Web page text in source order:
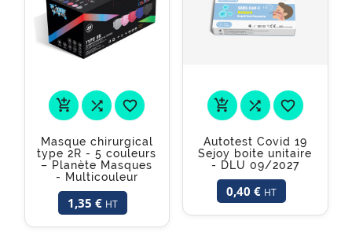
  
Masque chirurgical
type 2R - 5 couleurs
– Planète Masques
- Multicouleur
1,35 € HT
  
Autotest Covid 19
Sejoy boite unitaire
- DLU 09/2027
0,40 € HT